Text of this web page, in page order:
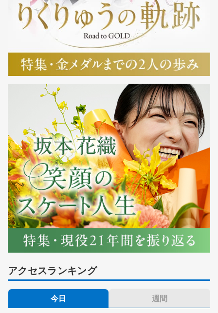
アクセスランキング
今日 週間